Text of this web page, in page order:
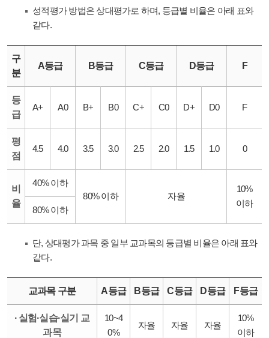
성적평가 방법은 상대평가로 하며, 등급별 비율은 아래 표와
같다.
구
분
A등급 B등급 C등급 D등급 F
등
급
A+ A0 B+ B0 C+ C0 D+ D0 F
평
점
4.5 4.0 3.5 3.0 2.5 2.0 1.5 1.0 0
비
율
40% 이하
80% 이하
자율
10%
이하
80% 이하
단, 상대평가 과목 중 일부 교과목의 등급별 비율은 아래 표와
같다.
교과목 구분 A등급 B등급 C등급 D등급 F등급
∙ 실험·실습·실기 교
과목
10~4
0%
자율 자율 자율
10%
이하